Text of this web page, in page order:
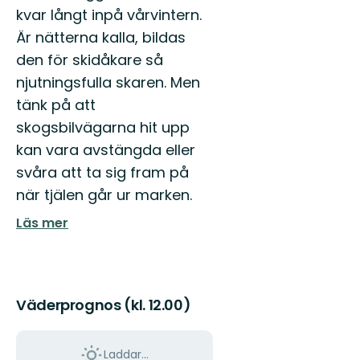
kvar långt inpå vårvintern.
Är nätterna kalla, bildas
den för skidåkare så
njutningsfulla skaren. Men
tänk på att
skogsbilvägarna hit upp
kan vara avstängda eller
svåra att ta sig fram på
när tjälen går ur marken.
Läs mer
Väderprognos (kl. 12.00)
Laddar...